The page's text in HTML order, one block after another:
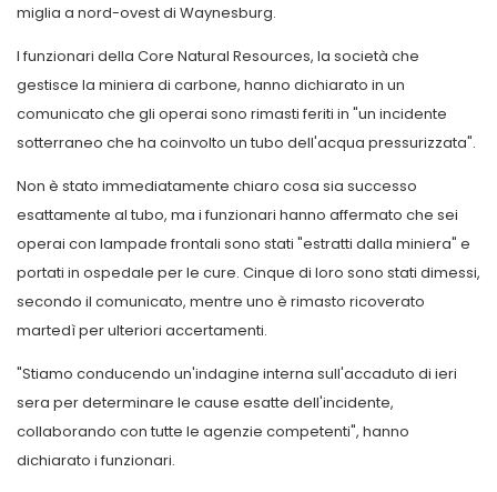
miglia a nord-ovest di Waynesburg.
I funzionari della Core Natural Resources, la società che
gestisce la miniera di carbone, hanno dichiarato in un
comunicato che gli operai sono rimasti feriti in "un incidente
sotterraneo che ha coinvolto un tubo dell'acqua pressurizzata".
Non è stato immediatamente chiaro cosa sia successo
esattamente al tubo, ma i funzionari hanno affermato che sei
operai con lampade frontali sono stati "estratti dalla miniera" e
portati in ospedale per le cure. Cinque di loro sono stati dimessi,
secondo il comunicato, mentre uno è rimasto ricoverato
martedì per ulteriori accertamenti.
"Stiamo conducendo un'indagine interna sull'accaduto di ieri
sera per determinare le cause esatte dell'incidente,
collaborando con tutte le agenzie competenti", hanno
dichiarato i funzionari.